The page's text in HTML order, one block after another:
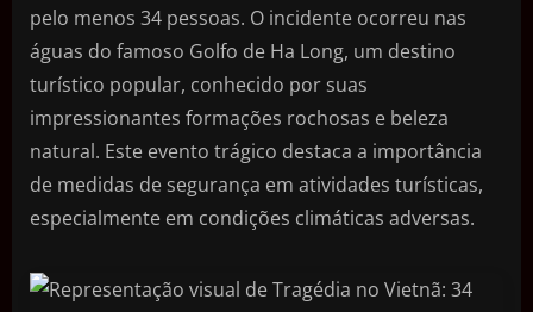
pelo menos 34 pessoas. O incidente ocorreu nas
águas do famoso Golfo de Ha Long, um destino
turístico popular, conhecido por suas
impressionantes formações rochosas e beleza
natural. Este evento trágico destaca a importância
de medidas de segurança em atividades turísticas,
especialmente em condições climáticas adversas.